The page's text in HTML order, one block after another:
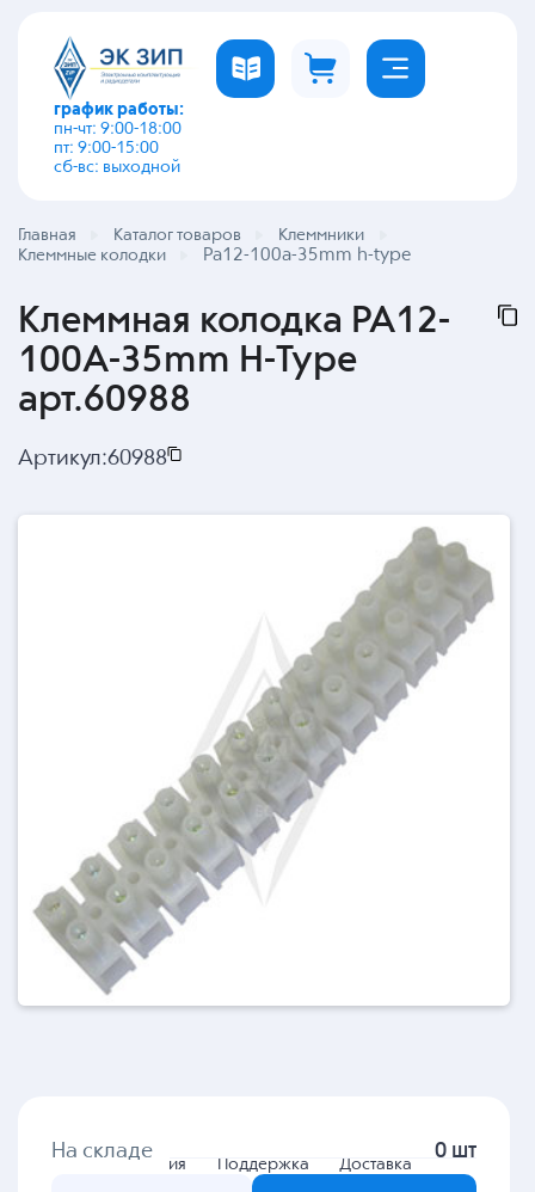
график работы:
пн-чт: 9:00-18:00
пт: 9:00-15:00
сб-вс: выходной
Главная Каталог товаров
Клеммники
Клеммные колодки
Pa12-100a-35mm h-type
Клеммная колодка PA12-
100A-35mm H-Type
арт.60988
Артикул:60988
Гарантия Поддержка Доставка
На складе 0 шт